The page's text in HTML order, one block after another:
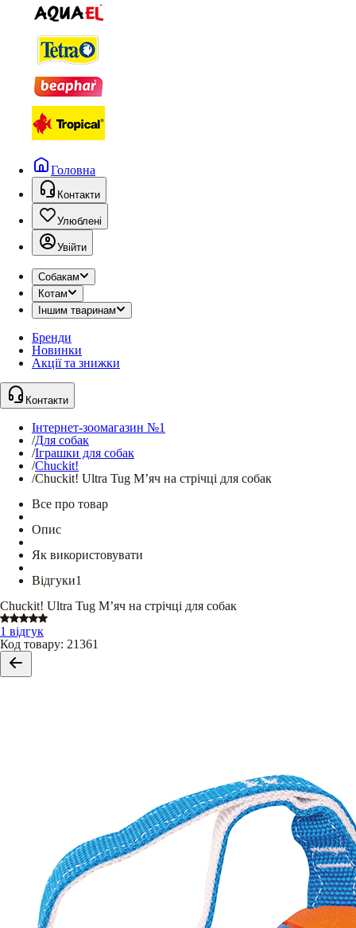
Головна
Контакти
Улюблені
Увійти
Собакам
Котам
Іншим тваринам
Бренди
Новинки
Акції та знижки
Контакти
Інтернет-зоомагазин №1
/Для собак
/Іграшки для собак
/Chuckit!
/Chuckit! Ultra Tug М’яч на стрічці для собак
Все про товар
Опис
Як використовувати
Відгуки1
Chuckit! Ultra Tug М’яч на стрічці для собак
1 відгук
Код товару: 21361